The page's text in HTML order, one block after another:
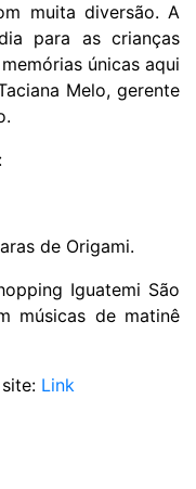
muita diversão. A
para as crianças
únicas aqui
Melo, gerente
de Origami.
Iguatemi São
músicas de matinê
Link